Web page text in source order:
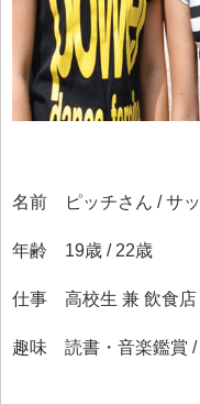
名前 ピッチさん / サ
年齢 19歳 / 22歳
仕事 高校生 兼 飲食店
趣味 読書・音楽鑑賞 /